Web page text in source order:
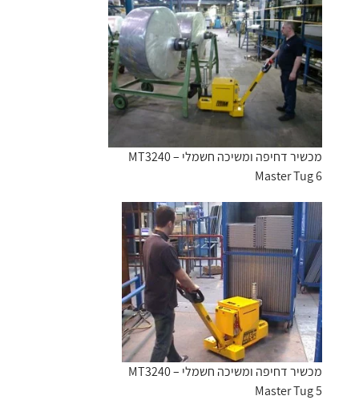
מכשיר דחיפה ומשיכה חשמלי MT3240 –
Master Tug 6
מכשיר דחיפה ומשיכה חשמלי MT3240 –
Master Tug 5